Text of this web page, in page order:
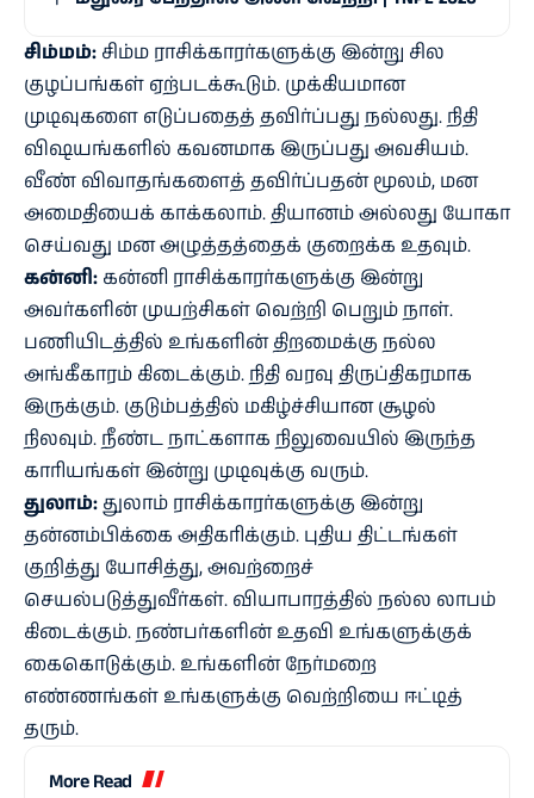
சிம்மம்: சிம்ம ராசிக்காரர்களுக்கு இன்று சில
குழப்பங்கள் ஏற்படக்கூடும். முக்கியமான
முடிவுகளை எடுப்பதைத் தவிர்ப்பது நல்லது. நிதி
விஷயங்களில் கவனமாக இருப்பது அவசியம்.
வீண் விவாதங்களைத் தவிர்ப்பதன் மூலம், மன
அமைதியைக் காக்கலாம். தியானம் அல்லது யோகா
செய்வது மன அழுத்தத்தைக் குறைக்க உதவும்.
கன்னி: கன்னி ராசிக்காரர்களுக்கு இன்று
அவர்களின் முயற்சிகள் வெற்றி பெறும் நாள்.
பணியிடத்தில் உங்களின் திறமைக்கு நல்ல
அங்கீகாரம் கிடைக்கும். நிதி வரவு திருப்திகரமாக
இருக்கும். குடும்பத்தில் மகிழ்ச்சியான சூழல்
நிலவும். நீண்ட நாட்களாக நிலுவையில் இருந்த
காரியங்கள் இன்று முடிவுக்கு வரும்.
துலாம்: துலாம் ராசிக்காரர்களுக்கு இன்று
தன்னம்பிக்கை அதிகரிக்கும். புதிய திட்டங்கள்
குறித்து யோசித்து, அவற்றைச்
செயல்படுத்துவீர்கள். வியாபாரத்தில் நல்ல லாபம்
கிடைக்கும். நண்பர்களின் உதவி உங்களுக்குக்
கைகொடுக்கும். உங்களின் நேர்மறை
எண்ணங்கள் உங்களுக்கு வெற்றியை ஈட்டித்
தரும்.
More Read